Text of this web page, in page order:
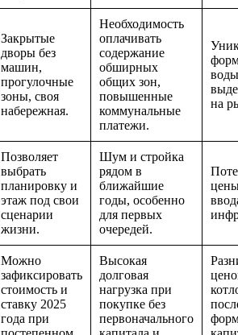
Закрытые
дворы без
машин,
прогулочные
зоны, своя
набережная.
Необходимость
оплачивать
содержание
обширных
общих зон,
повышенные
коммунальные
платежи.
на
Позволяет
выбрать
планировку и
этаж под свои
сценарии
жизни.
Шум и стройка
рядом в
ближайшие
годы, особенно
для первых
очередей.
Можно
зафиксировать
стоимость и
ставку 2025
года при
Высокая
долговая
нагрузка при
покупке без
первоначального